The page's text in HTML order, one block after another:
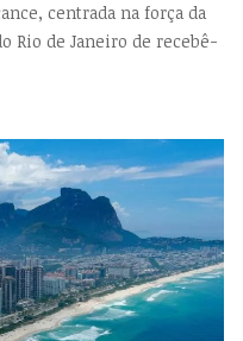
centrada na força da
Rio de Janeiro de recebê-